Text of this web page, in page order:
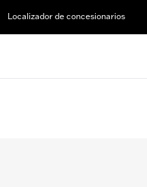
Localizador de concesionarios